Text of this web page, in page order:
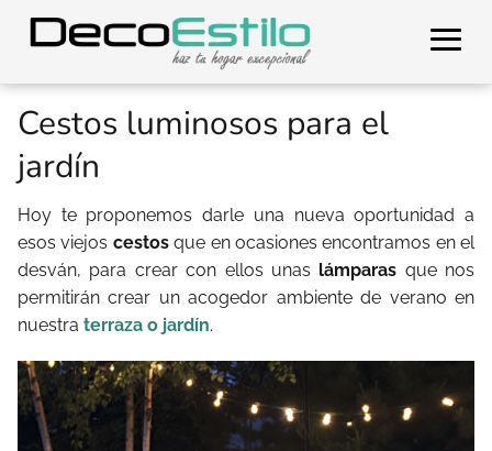
Cestos luminosos para el
jardín
Hoy te proponemos darle una nueva oportunidad a
esos viejos cestosque en ocasiones encontramos en el
desván, para crear con ellos unas lámparas que nos
permitirán crear un acogedor ambiente de verano en
nuestra terraza o jardín.